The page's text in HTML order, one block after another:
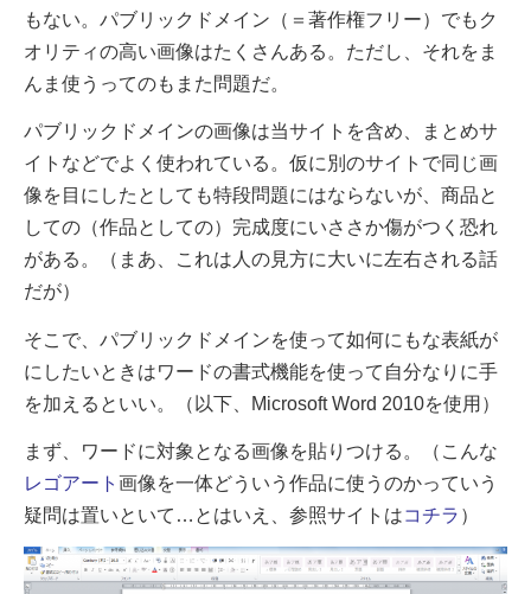
もない。パブリックドメイン（＝著作権フリー）でもク
オリティの高い画像はたくさんある。ただし、それをま
んま使うってのもまた問題だ。
パブリックドメインの画像は当サイトを含め、まとめサ
イトなどでよく使われている。仮に別のサイトで同じ画
像を目にしたとしても特段問題にはならないが、商品と
しての（作品としての）完成度にいささか傷がつく恐れ
がある。（まあ、これは人の見方に大いに左右される話
だが）
そこで、パブリックドメインを使って如何にもな表紙が
にしたいときはワードの書式機能を使って自分なりに手
を加えるといい。（以下、Microsoft Word 2010を使用）
まず、ワードに対象となる画像を貼りつける。（こんな
レゴアート 画像を一体どういう作品に使うのかっていう
疑問は置いといて…とはいえ、参照サイトはコチラ ）